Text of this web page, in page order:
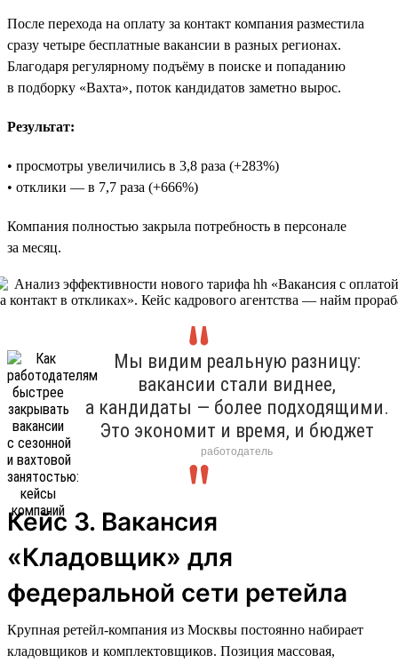
После перехода на оплату за контакт компания разместила
сразу четыре бесплатные вакансии в разных регионах.
Благодаря регулярному подъёму в поиске и попаданию
в подборку «Вахта», поток кандидатов заметно вырос.
Результат:
• просмотры увеличились в 3,8 раза (+283%)
• отклики — в 7,7 раза (+666%)
Компания полностью закрыла потребность в персонале
за месяц.
Мы видим реальную разницу:
вакансии стали виднее,
а кандидаты — более подходящими.
Это экономит и время, и бюджет
работодатель
Кейс 3. Вакансия
«Кладовщик» для
федеральной сети ретейла
Крупная ретейл-компания из Москвы постоянно набирает
кладовщиков и комплектовщиков. Позиция массовая,